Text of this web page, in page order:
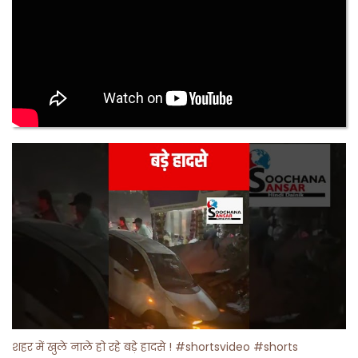
शहर में खुले नाले हो रहे बड़े हादसे ! #shortsvideo #shorts